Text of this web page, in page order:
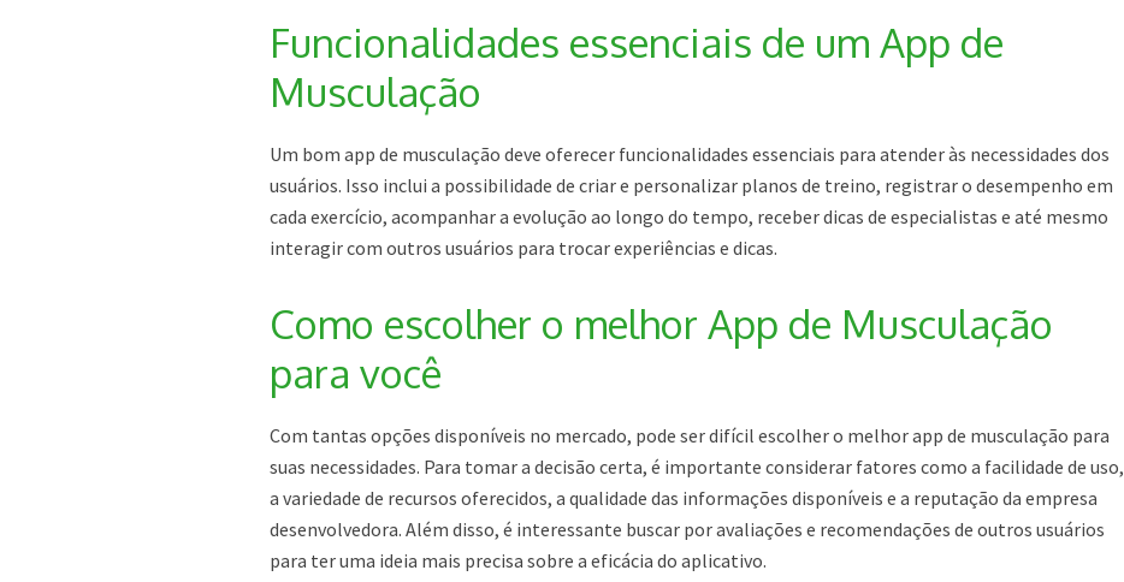
Funcionalidades essenciais de um App de
Musculação
Um bom app de musculação deve oferecer funcionalidades essenciais para atender às necessidades dos
usuários. Isso inclui a possibilidade de criar e personalizar planos de treino, registrar o desempenho em
cada exercício, acompanhar a evolução ao longo do tempo, receber dicas de especialistas e até mesmo
interagir com outros usuários para trocar experiências e dicas.
Como escolher o melhor App de Musculação
para você
Com tantas opções disponíveis no mercado, pode ser difícil escolher o melhor app de musculação para
suas necessidades. Para tomar a decisão certa, é importante considerar fatores como a facilidade de uso,
a variedade de recursos oferecidos, a qualidade das informações disponíveis e a reputação da empresa
desenvolvedora. Além disso, é interessante buscar por avaliações e recomendações de outros usuários
para ter uma ideia mais precisa sobre a eficácia do aplicativo.